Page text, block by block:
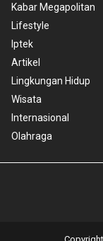
Kabar Megapolitan
Lifestyle
Iptek
Artikel
Lingkungan Hidup
Wisata
Internasional
Olahraga